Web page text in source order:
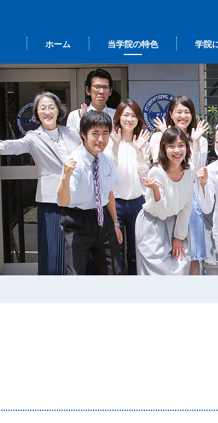
ホーム 当学院の特色
当学院の学び
学院
カレンダー
大学院進学クラス 総
その他の選択